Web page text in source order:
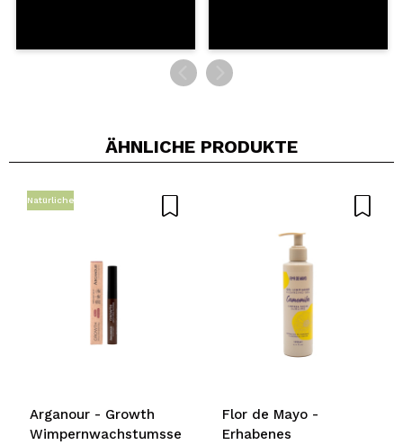
ÄHNLICHE PRODUKTE
Natürliche
Arganour - Growth
Wimpernwachstumsserum
Flor de Mayo -
Erhabenes